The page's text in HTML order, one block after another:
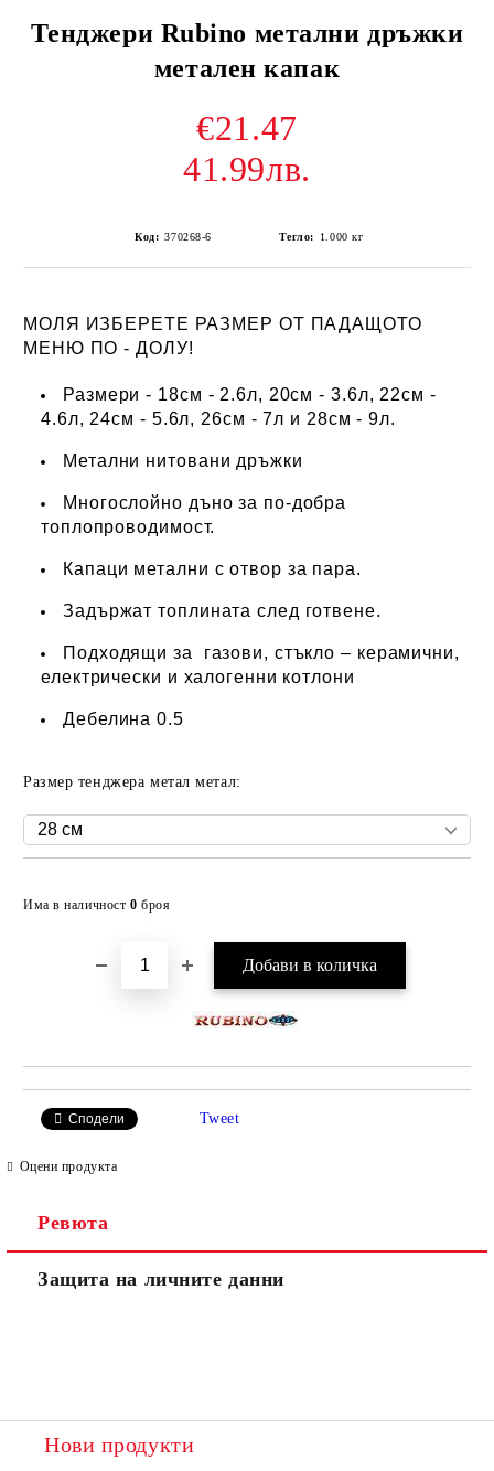
Тенджери Rubino метални дръжки
метален капак
€21.47
41.99лв.
Код: 370268-6 Тегло: 1.000 кг
МОЛЯ ИЗБЕРЕТЕ РАЗМЕР ОТ ПАДАЩОТО
МЕНЮ ПО - ДОЛУ!
Размери - 18см - 2.6л, 20см - 3.6л, 22см -
4.6л, 24см - 5.6л, 26см - 7л и 28см - 9л.
Метални нитовани дръжки
Многослойно дъно за по-добра
топлопроводимост.
Капаци метални с отвор за пара.
Задържат топлината след готвене.
Подходящи за газови, стъкло – керамични,
електрически и халогенни котлони
Дебелина 0.5
Размер тенджера метал метал:
Има в наличност 0 броя
Сподели Tweet
Оцени продукта
Ревюта
Защита на личните данни
Нови продукти